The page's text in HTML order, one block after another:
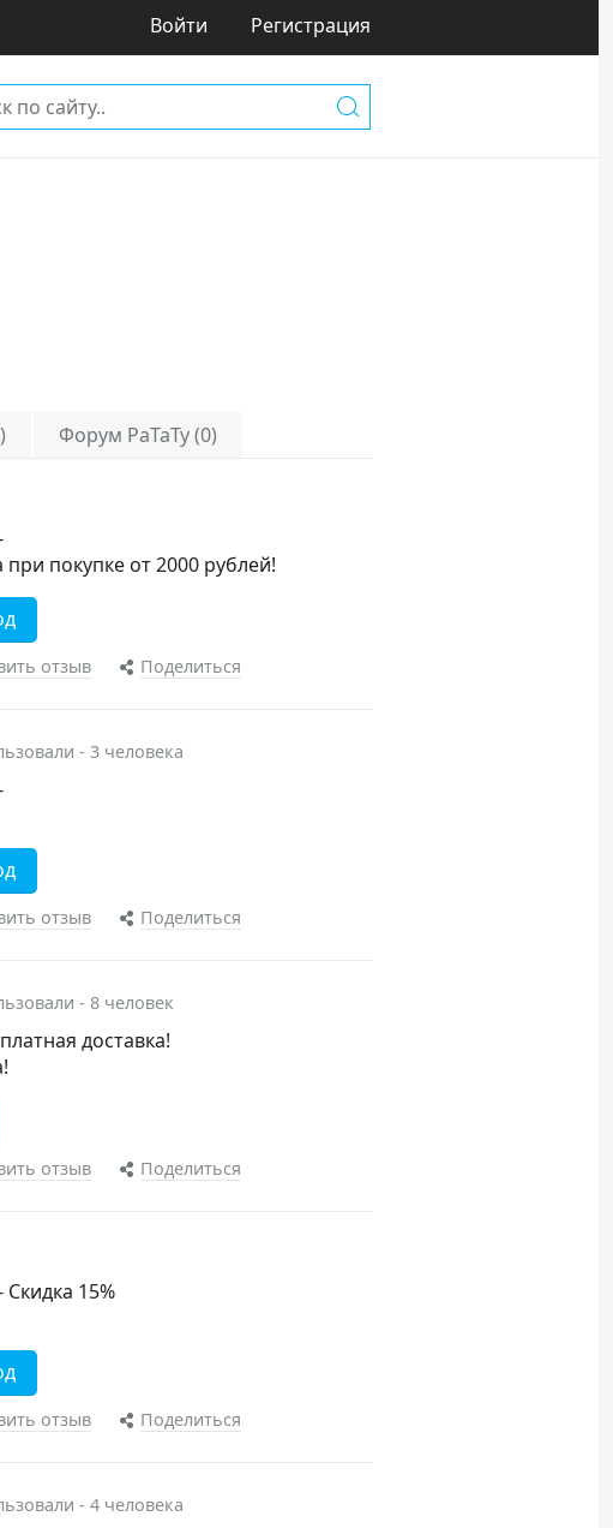
Войти Регистрация
Форум РаТаТу (0)
при покупке от 2000 рублей!
отзыв Поделиться
- 3 человека
отзыв Поделиться
- 8 человек
доставка!
отзыв Поделиться
15%
отзыв Поделиться
- 4 человека